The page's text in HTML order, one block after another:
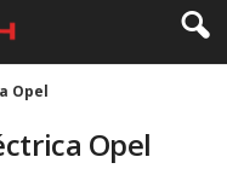
Opel
Opel